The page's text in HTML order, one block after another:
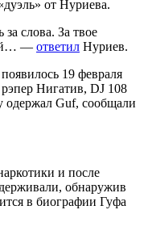
от Нуриева.
слова. За твое
— ответил Нуриев.
19 февраля
Нигатив, DJ 108
одержал Guf, сообщали
и после
обнаружив
в биографии Гуфа